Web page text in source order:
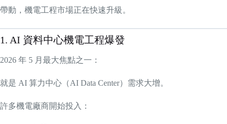
帶動，機電工程市場正在快速升級。
1. AI 資料中心機電工程爆發
2026 年 5 月最大焦點之一：
就是 AI 算力中心（AI Data Center）需求大增。
許多機電廠商開始投入：